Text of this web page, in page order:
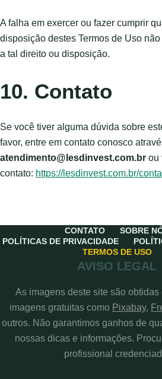
A falha em exercer ou fazer cumprir
disposição destes Termos de Uso
a tal direito ou disposição.
10. Contato
Se você tiver alguma dúvida sobre
favor, entre em contato conosco
atendimento@lesdinvest.com.br ou
contato: https://lesdinvest.com.br/
CONTATO
SOBRE
POLÍTICAS DE PRIVACIDADE
TERMOS DE USO
AVISO LEGAL
As imagens deste site são obtidas
imagens gratuitas como Pixabay,
outros. Não garantimos ganhos de
nossas dicas e informações.
profissional